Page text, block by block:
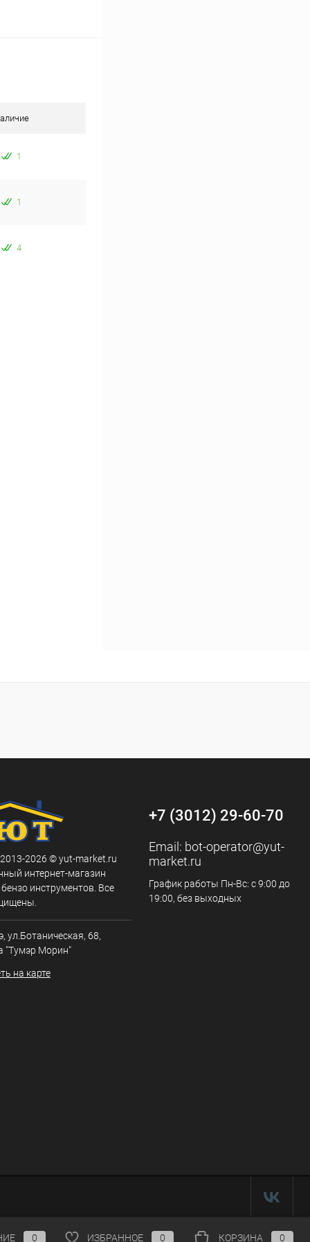
1
1
4
2026 © yut-market.ru
интернет-магазин
инструментов. Все
ул.Ботаническая, 68,
"Тумэр Морин"
на карте
+7 (3012) 29-60-70
Email: bot-operator@yut-
market.ru
График работы Пн-Вс: с 9:00 до
19:00, без выходных
0 ИЗБРАННОЕ 0 КОРЗИНА 0